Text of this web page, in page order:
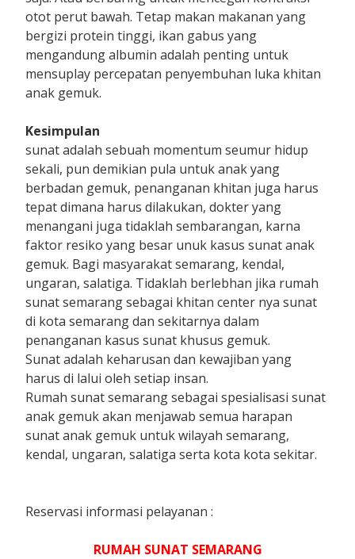
otot perut bawah. Tetap makan makanan yang
bergizi protein tinggi, ikan gabus yang
mengandung albumin adalah penting untuk
mensuplay percepatan penyembuhan luka khitan
anak gemuk.
Kesimpulan
sunat adalah sebuah momentum seumur hidup
sekali, pun demikian pula untuk anak yang
berbadan gemuk, penanganan khitan juga harus
tepat dimana harus dilakukan, dokter yang
menangani juga tidaklah sembarangan, karna
faktor resiko yang besar unuk kasus sunat anak
gemuk. Bagi masyarakat semarang, kendal,
ungaran, salatiga. Tidaklah berlebhan jika rumah
sunat semarang sebagai khitan center nya sunat
di kota semarang dan sekitarnya dalam
penanganan kasus sunat khusus gemuk.
Sunat adalah keharusan dan kewajiban yang
harus di lalui oleh setiap insan.
Rumah sunat semarang sebagai spesialisasi sunat
anak gemuk akan menjawab semua harapan
sunat anak gemuk untuk wilayah semarang,
kendal, ungaran, salatiga serta kota kota sekitar.
Reservasi informasi pelayanan :
RUMAH SUNAT SEMARANG